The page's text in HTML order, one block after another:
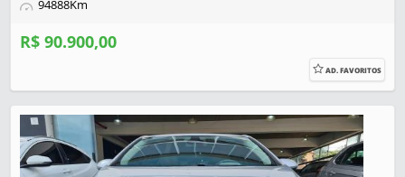
94888Km
R$ 90.900,00
AD. FAVORITOS